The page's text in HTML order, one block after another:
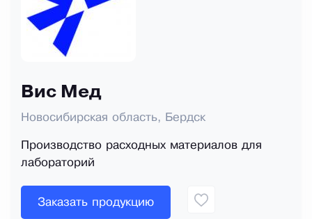
Вис Мед
Новосибирская область, Бердск
Производство расходных материалов для
лабораторий
Заказать продукцию